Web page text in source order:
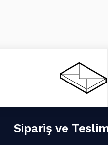
Sipariş ve